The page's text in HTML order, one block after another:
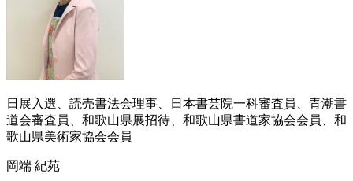
日展入選、読売書法会理事、日本書芸院一科審査員、青潮書
道会審査員、和歌山県展招待、和歌山県書道家協会会員、和
歌山県美術家協会会員
岡端 紀苑